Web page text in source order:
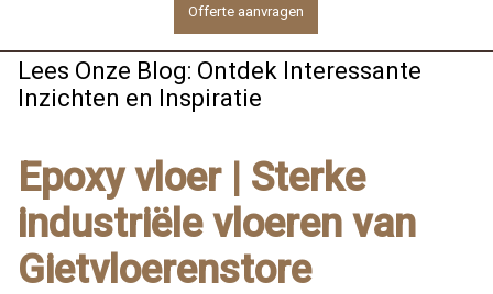
Offerte aanvragen
Lees Onze Blog: Ontdek Interessante
Inzichten en Inspiratie
Epoxy vloer | Sterke
industriële vloeren van
Gietvloerenstore